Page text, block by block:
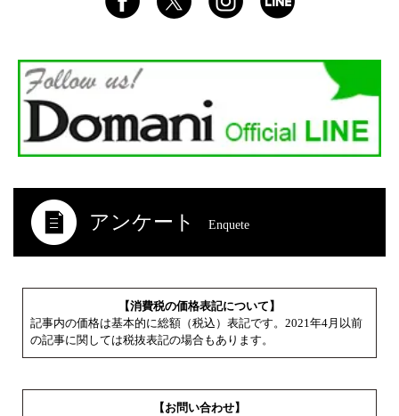
アンケート Enquete
【消費税の価格表記について】
記事内の価格は基本的に総額（税込）表記です。2021年4月以前
の記事に関しては税抜表記の場合もあります。
【お問い合わせ】